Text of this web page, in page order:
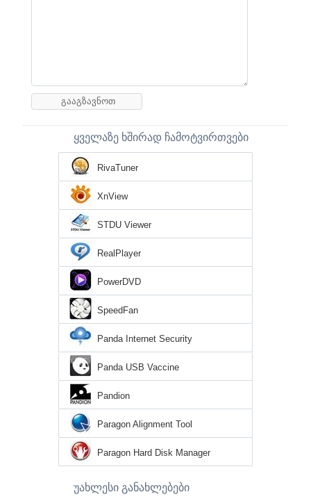
ყველაზე ხშირად ჩამოტვირთვები
RivaTuner
XnView
STDU Viewer
RealPlayer
PowerDVD
SpeedFan
Panda Internet Security
Panda USB Vaccine
Pandion
Paragon Alignment Tool
Paragon Hard Disk Manager
უახლესი განახლებები